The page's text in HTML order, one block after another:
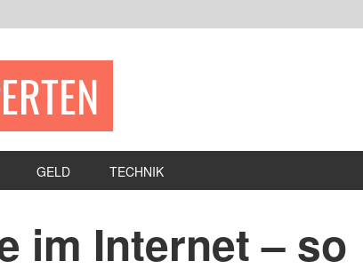
GELD TECHNIK
im Internet – so